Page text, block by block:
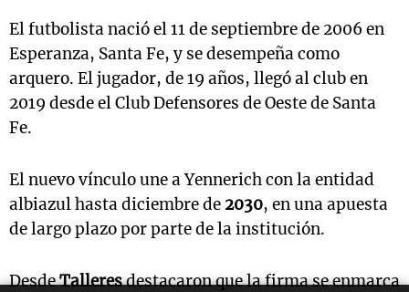
El futbolista nació el 11 de septiembre de 2006 en
Esperanza, Santa Fe, y se desempeña como
arquero. El jugador, de 19 años, llegó al club en
2019 desde el Club Defensores de Oeste de Santa
Fe.
El nuevo vínculo une a Yennerich con la entidad
albiazul hasta diciembre de 2030, en una apuesta
de largo plazo por parte de la institución.
DesdeTalleresdestacaron que la firma se enmarca